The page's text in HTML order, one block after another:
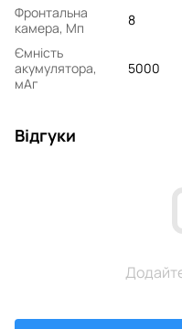
Фронтальна
камера, Мп
8
Ємність
акумулятора,
мАг
5000
Відгуки